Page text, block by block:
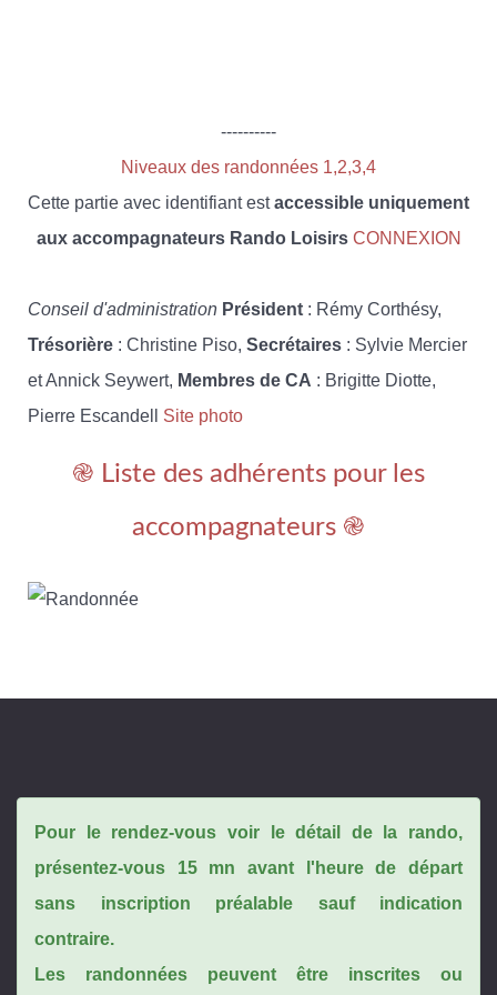
----------
Niveaux des randonnées 1,2,3,4
Cette partie avec identifiant estaccessible uniquement
aux accompagnateurs Rando Loisirs CONNEXION
Conseil d'administration Président : Rémy Corthésy,
Trésorière : Christine Piso, Secrétaires : Sylvie Mercier
et Annick Seywert, Membres de CA : Brigitte Diotte,
Pierre Escandell Site photo
֎ Liste des adhérents pour les
accompagnateurs ֎
Pour le rendez-vous voir le détail de la rando,
présentez-vous 15 mn avant l'heure de départ
sans inscription préalable sauf indication
contraire.
Les randonnées peuvent être inscrites ou